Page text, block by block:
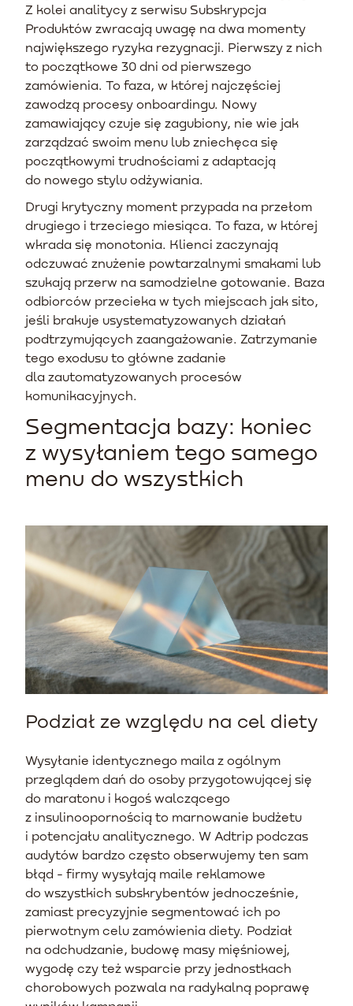
Z kolei analitycy z serwisu Subskrypcja
Produktów zwracają uwagę na dwa momenty
największego ryzyka rezygnacji. Pierwszy z nich
to początkowe 30 dni od pierwszego
zamówienia. To faza, w której najczęściej
zawodzą procesy onboardingu. Nowy
zamawiający czuje się zagubiony, nie wie jak
zarządzać swoim menu lub zniechęca się
początkowymi trudnościami z adaptacją
do nowego stylu odżywiania.
Drugi krytyczny moment przypada na przełom
drugiego i trzeciego miesiąca. To faza, w której
wkrada się monotonia. Klienci zaczynają
odczuwać znużenie powtarzalnymi smakami lub
szukają przerw na samodzielne gotowanie. Baza
odbiorców przecieka w tych miejscach jak sito,
jeśli brakuje usystematyzowanych działań
podtrzymujących zaangażowanie. Zatrzymanie
tego exodusu to główne zadanie
dla zautomatyzowanych procesów
komunikacyjnych.
Segmentacja bazy: koniec
z wysyłaniem tego samego
menu do wszystkich
Podział ze względu na cel diety
Wysyłanie identycznego maila z ogólnym
przeglądem dań do osoby przygotowującej się
do maratonu i kogoś walczącego
z insulinoopornością to marnowanie budżetu
i potencjału analitycznego. W Adtrip podczas
audytów bardzo często obserwujemy ten sam
błąd - firmy wysyłają maile reklamowe
do wszystkich subskrybentów jednocześnie,
zamiast precyzyjnie segmentować ich po
pierwotnym celu zamówienia diety. Podział
na odchudzanie, budowę masy mięśniowej,
wygodę czy też wsparcie przy jednostkach
chorobowych pozwala na radykalną poprawę